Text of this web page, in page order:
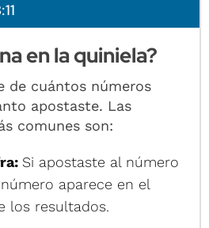
en la quiniela?
de cuántos números
apostaste. Las
comunes son:
Si apostaste al número
aparece en el
los resultados.